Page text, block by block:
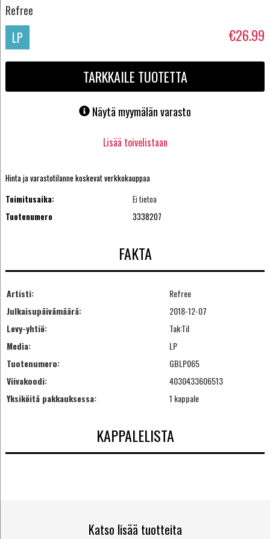
Refree
LP €26.99
TARKKAILE TUOTETTA
Näytä myymälän varasto
Lisää toivelistaan
Hinta ja varastotilanne koskevat verkkokauppaa
Toimitusaika:
Ei tietoa
Tuotenumero
3338207
FAKTA
Artisti:
Refree
Julkaisupäivämäärä:
2018-12-07
Levy-yhtiö:
Tak:Til
Media:
LP
Tuotenumero:
GBLP065
Viivakoodi:
4030433606513
Yksiköitä pakkauksessa:
1 kappale
KAPPALELISTA
Katso lisää tuotteita